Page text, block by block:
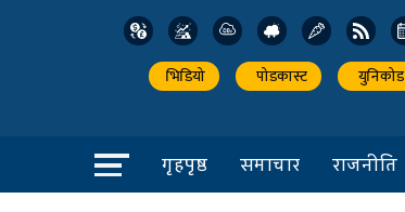
भिडियो पोडकास्ट युनिकोड
गृहपृष्ठ समाचार राजनीति